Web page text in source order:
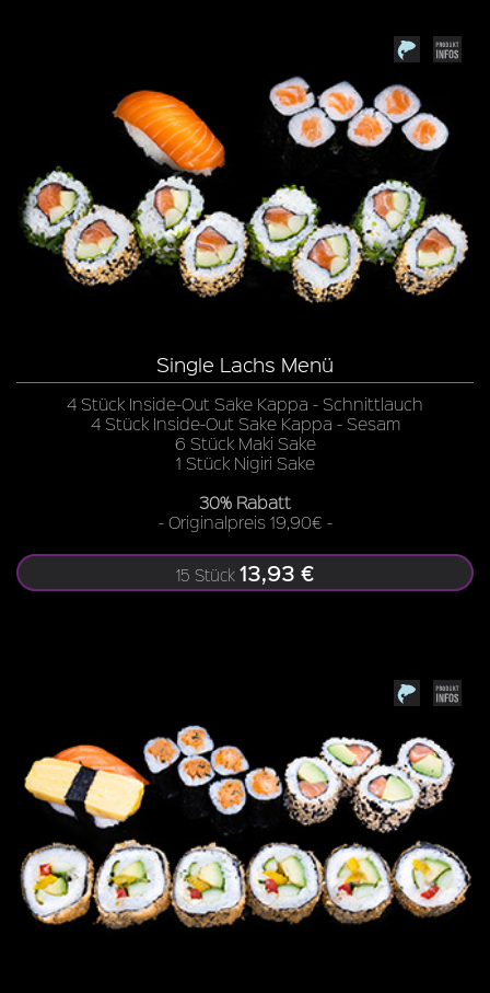
Single Lachs Menü
4 Stück Inside-Out Sake Kappa - Schnittlauch
4 Stück Inside-Out Sake Kappa - Sesam
6 Stück Maki Sake
1 Stück Nigiri Sake
30% Rabatt
- Originalpreis 19,90€ -
15 Stück 13,93 €